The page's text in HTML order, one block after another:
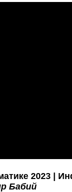
2023 |
Бабий